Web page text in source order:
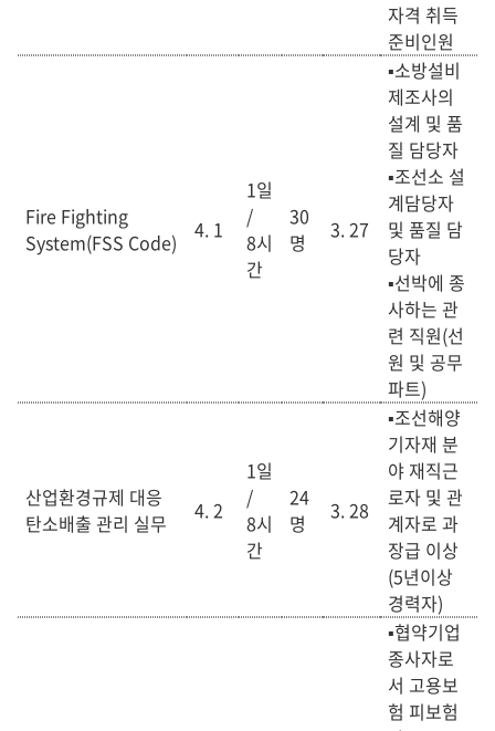
자격 취득
준비인원
Fire Fighting
System(FSS Code)
4. 1
1일
/
8시
간
30
명
3. 27
▪소방설비
제조사의
설계 및 품
질 담당자
▪조선소 설
계담당자
및 품질 담
당자
▪선박에 종
사하는 관
련 직원(선
원 및 공무
파트)
산업환경규제 대응
탄소배출 관리 실무
4. 2
1일
/
8시
간
24
명
3. 28
▪조선해양
기자재 분
야 재직근
로자 및 관
계자로 과
장급 이상
(5년이상
경력자)
▪협약기업
종사자로
서 고용보
험 피보험